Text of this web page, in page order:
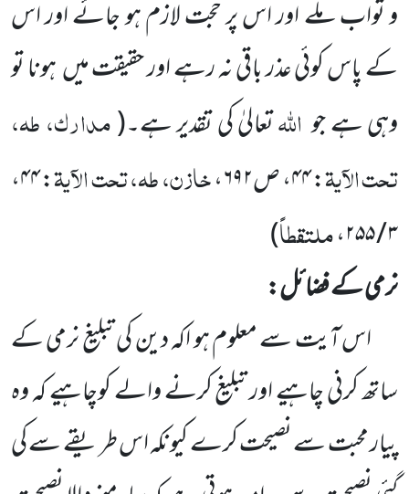
و ثواب ملے اور اس پر حجت لازم ہو جائے اور اس
کے پاس کوئی عذر باقی نہ رہے اور حقیقت میںہونا تو
وہی ہے جو اللہتعالیٰ کی تقدیر ہے۔(مدارک، طہ،
تحت الآیۃ: ۴۴، ص۶۹۲، خازن، طہ، تحت الآیۃ
: ۴۴،
۳ / ۲۵۵،
ملتقطاً)
نرمی کے فضائل:
اس آیت سے معلوم ہو اکہ دین کی تبلیغ نرمی کے
ساتھ کرنی چاہیے اور تبلیغ کرنے والے کوچاہیے کہ وہ
پیار محبتسے نصیحت کرے کیونکہ اس طریقے سے کی